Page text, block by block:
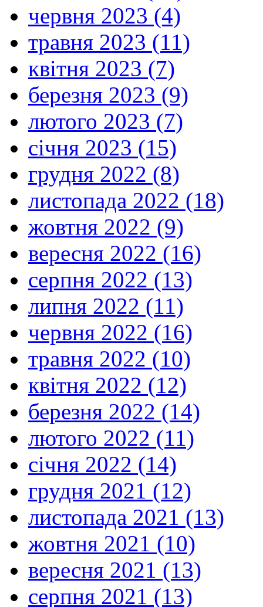
червня 2023 (4)
травня 2023 (11)
квітня 2023 (7)
березня 2023 (9)
лютого 2023 (7)
січня 2023 (15)
грудня 2022 (8)
листопада 2022 (18)
жовтня 2022 (9)
вересня 2022 (16)
серпня 2022 (13)
липня 2022 (11)
червня 2022 (16)
травня 2022 (10)
квітня 2022 (12)
березня 2022 (14)
лютого 2022 (11)
січня 2022 (14)
грудня 2021 (12)
листопада 2021 (13)
жовтня 2021 (10)
вересня 2021 (13)
серпня 2021 (13)